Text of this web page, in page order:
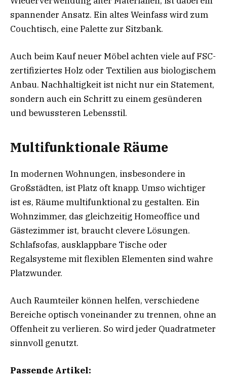
spannender Ansatz. Ein altes Weinfass wird zum
Couchtisch, eine Palette zur Sitzbank.
Auch beim Kauf neuer Möbel achten viele auf FSC-
zertifiziertes Holz oder Textilien aus biologischem
Anbau. Nachhaltigkeit ist nicht nur ein Statement,
sondern auch ein Schritt zu einem gesünderen
und bewussteren Lebensstil.
Multifunktionale Räume
In modernen Wohnungen, insbesondere in
Großstädten, ist Platz oft knapp. Umso wichtiger
ist es, Räume multifunktional zu gestalten. Ein
Wohnzimmer, das gleichzeitig Homeoffice und
Gästezimmer ist, braucht clevere Lösungen.
Schlafsofas, ausklappbare Tische oder
Regalsysteme mit flexiblen Elementen sind wahre
Platzwunder.
Auch Raumteiler können helfen, verschiedene
Bereiche optisch voneinander zu trennen, ohne an
Offenheit zu verlieren. So wird jeder Quadratmeter
sinnvoll genutzt.
Passende Artikel: